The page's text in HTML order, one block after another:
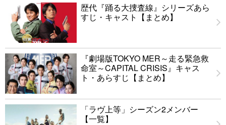
歴代『踊る大捜査線』シリーズあら
すじ・キャスト【まとめ】
『劇場版TOKYO MER～走る緊急救
命室～CAPITAL CRISIS』キャス
ト・あらすじ【まとめ】
「ラヴ上等」シーズン2メンバー
【一覧】